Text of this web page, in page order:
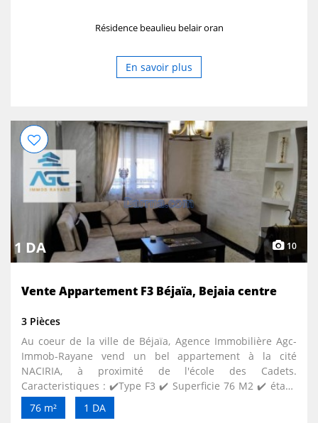
207m² ♦ Tous les appartements sont dotés de balcons
Logements répartis sur 3 tours de 14 à 16 étages ♦ 2
ascenseurs par tour ✔ Gardiennage 24/24 ♦ Digicodes,
chauffage central ✔ Cuisines italiennes laquées et
aménagées ♦ Lave-linges, lave-vaisselles, fours, micro-
ondes, plaques, hôtes, détecteurs de gaz et de fumée ✔
Suites parentales avec salles de bain et dressings ✔
Salles de bain équipées Porcher ✔ Isolation phonique et
thermique ✔ Menuiseries (fenêtres) espagnoles en
Aluminium avec double vitrage ♦ Boiseries (portes)
espagnoles hydrofuges et anti rayures ✔ Groupe
électrogène pour les parties communes ♦ Système de
détection de lutte anti incendie ✔ Parking à 3 niveaux
résidence est située près des axes routiers principaux
Résidence beaulieu belair oran
En savoir plus
1 DA 10
Vente Appartement F3 Béjaïa, Bejaia centre
3 Pièces
Au coeur de la ville de Béjaïa, Agence Immobilière Agc-
Immob-Rayane vend un bel appartement à la cité
NACIRIA, à proximité de l'école des Cadets.
Caracteristiques : ✔️Type F3 ✔️ Superficie 76 M2 ✔️ étage
3 ✔️ 01 appartement par palier ✔️ Façades 2 ✔️ Parking
résidents
76 m² 1 DA